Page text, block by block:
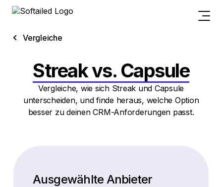
Vergleiche
Streak vs. Capsule
Vergleiche, wie sich Streak und Capsule
unterscheiden, und finde heraus, welche Option
besser zu deinen CRM-Anforderungen passt.
Ausgewählte Anbieter